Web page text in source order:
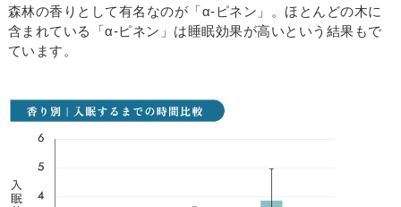
森林の香りとして有名なのが「α-ピネン」。ほとんどの木に
含まれている「α-ピネン」は睡眠効果が高いという結果もで
ています。